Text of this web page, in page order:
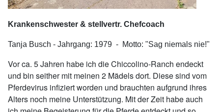
Krankenschwester & stellvertr. Chefcoach
Tanja Busch - Jahrgang: 1979 - Motto: "Sag niemals nie!"
Vor ca. 5 Jahren habe ich die Chiccolino-Ranch endeckt
und bin seither mit meinen 2 Mädels dort. Diese sind vom
Pferdevirus infiziert worden und brauchten aufgrund ihres
Alters noch meine Unterstützung. Mit der Zeit habe auch